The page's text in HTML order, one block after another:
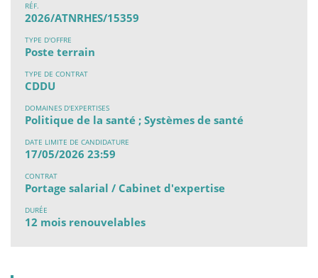
RÉF.
2026/ATNRHES/15359
TYPE D'OFFRE
Poste terrain
TYPE DE CONTRAT
CDDU
DOMAINES D'EXPERTISES
Politique de la santé ; Systèmes de santé
DATE LIMITE DE CANDIDATURE
17/05/2026 23:59
CONTRAT
Portage salarial / Cabinet d'expertise
DURÉE
12 mois renouvelables